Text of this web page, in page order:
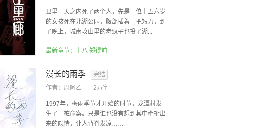
县里一天之内死了两个人，先是一位十五六岁
的女孩死在北湖公园，腹部插着一把短刀，到
了晚上，城南坟山里的老疯子也投了湖...
最新章节：十八 郑得前
漫长的雨季
完结
作者： 周阿乙 2万字
1997年，梅雨季节才开始的时节，龙潭村发
生了一桩命案。只是谁也没有想到其中牵扯出
来的隐情，让人背脊发凉……